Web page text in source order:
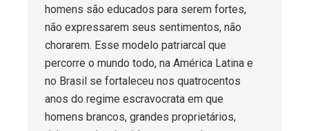
homens são educados para serem fortes,
não expressarem seus sentimentos, não
chorarem. Esse modelo patriarcal que
percorre o mundo todo, na América Latina e
no Brasil se fortaleceu nos quatrocentos
anos do regime escravocrata em que
homens brancos, grandes proprietários,